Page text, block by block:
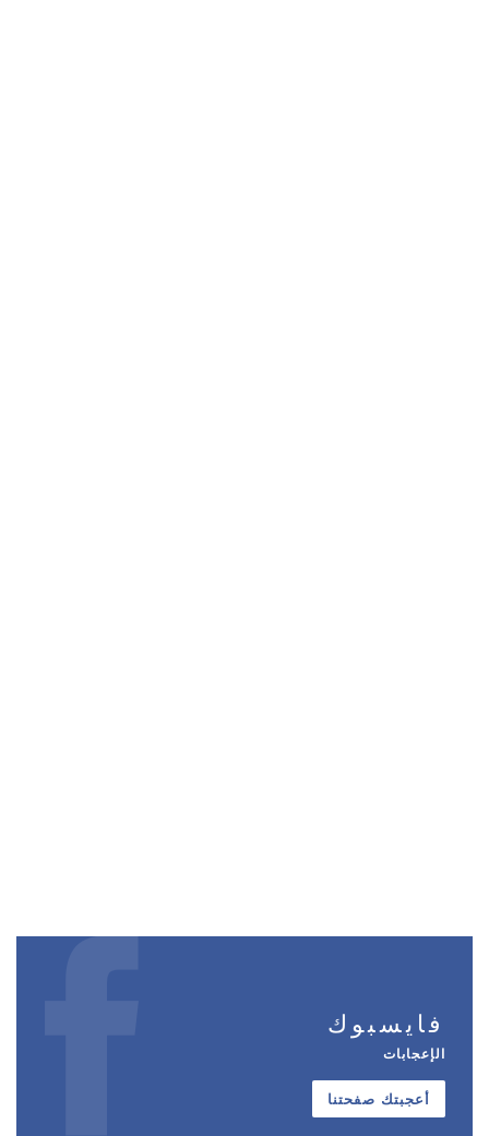
فايسبوك
الإعجابات
أعجبتك صفحتنا